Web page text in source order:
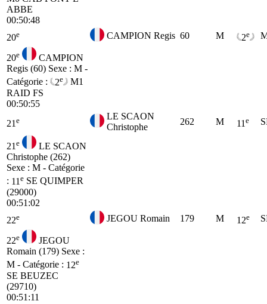
ABBE
00:50:48
20e CAMPION Regis 60 M 2e
20e
CAMPION
Regis (60) Sexe : M -
Catégorie :
2e
M1
RAID FS
00:50:55
21 e
LE SCAON
Christophe
262 M 11 e
21 e
LE SCAON
Christophe (262)
Sexe : M - Catégorie
: 11 e SE QUIMPER
(29000)
00:51:02
22e JEGOU Romain 179 M 12e
22e
JEGOU
Romain (179) Sexe :
M - Catégorie : 12e
SE BEUZEC
(29710)
00:51:11